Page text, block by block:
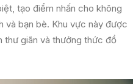
tạo điểm nhấn cho không
và bạn bè. Khu vực này được
thư giãn và thưởng thức đồ